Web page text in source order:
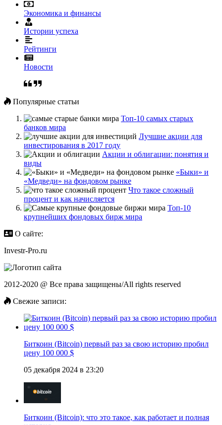
Экономика и финансы
Истории успеха
Рейтинги
Новости
Популярные статьи
Топ-10 самых старых
банков мира
Лучшие акции для
инвестирования в 2017 году
Акции и облигации: понятия и
виды
«Быки» и
«Медведи» на фондовом рынке
Что такое сложный
процент и как начисляется
Топ-10
крупнейших фондовых бирж мира
О сайте:
Investr-Pro.ru
2012-2020 @ Все права защищены/All rights reserved
Свежие записи:
Биткоин (Bitcoin) первый раз за свою историю пробил
цену 100 000 $
05 декабря 2024 в 23:20
Биткоин (Bitcoin): что это такое, как работает и полная